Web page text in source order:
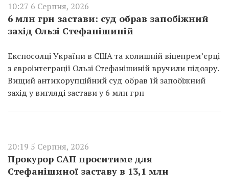
10:27 6 Серпня, 2026
6 млн грн застави: суд обрав запобіжний
захід Ользі Стефанішиній
Експосолці України в США та колишній віцепремʼєрці
з євроінтеграції Ользі Стефанішиній вручили підозру.
Вищий антикорупційний суд обрав їй запобіжний
захід у вигляді застави у 6 млн грн
20:19 5 Серпня, 2026
Прокурор САП проситиме для
Стефанішиної заставу в 13,1 млн